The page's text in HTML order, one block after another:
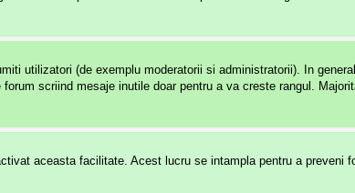
utilizatori (de exemplu moderatorii si administratorii). In
scriind mesaje inutile doar pentru a va creste rangul.
aceasta facilitate. Acest lucru se intampla pentru a preveni